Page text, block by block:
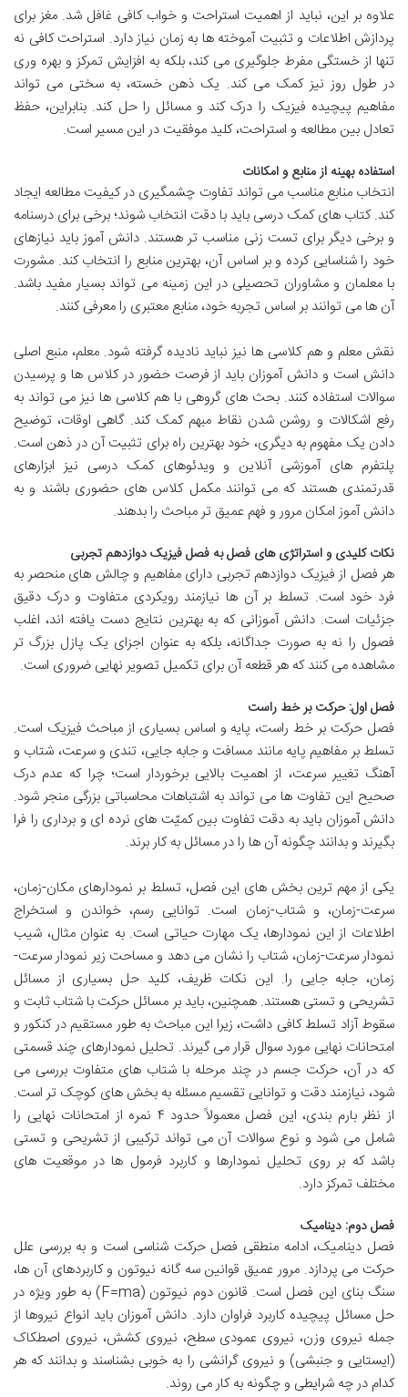
علاوه بر این، نباید از اهمیت استراحت و خواب کافی غافل شد. مغز برای
پردازش اطلاعات و تثبیت آموخته ها به زمان نیاز دارد. استراحت کافی نه
تنها از خستگی مفرط جلوگیری می کند، بلکه به افزایش تمرکز و بهره وری
در طول روز نیز کمک می کند. یک ذهن خسته، به سختی می تواند
مفاهیم پیچیده فیزیک را درک کند و مسائل را حل کند. بنابراین، حفظ
تعادل بین مطالعه و استراحت، کلید موفقیت در این مسیر است.
استفاده بهینه از منابع و امکانات
انتخاب منابع مناسب می تواند تفاوت چشمگیری در کیفیت مطالعه ایجاد
کند. کتاب های کمک درسی باید با دقت انتخاب شوند؛ برخی برای درسنامه
و برخی دیگر برای تست زنی مناسب تر هستند. دانش آموز باید نیازهای
خود را شناسایی کرده و بر اساس آن، بهترین منابع را انتخاب کند. مشورت
با معلمان و مشاوران تحصیلی در این زمینه می تواند بسیار مفید باشد.
آن ها می توانند بر اساس تجربه خود، منابع معتبری را معرفی کنند.
نقش معلم و هم کلاسی ها نیز نباید نادیده گرفته شود. معلم، منبع اصلی
دانش است و دانش آموزان باید از فرصت حضور در کلاس ها و پرسیدن
سوالات استفاده کنند. بحث های گروهی با هم کلاسی ها نیز می تواند به
رفع اشکالات و روشن شدن نقاط مبهم کمک کند. گاهی اوقات، توضیح
دادن یک مفهوم به دیگری، خود بهترین راه برای تثبیت آن در ذهن است.
پلتفرم های آموزشی آنلاین و ویدئوهای کمک درسی نیز ابزارهای
قدرتمندی هستند که می توانند مکمل کلاس های حضوری باشند و به
دانش آموز امکان مرور و فهم عمیق تر مباحث را بدهند.
نکات کلیدی و استراتژی های فصل به فصل فیزیک دوازدهم تجربی
هر فصل از فیزیک دوازدهم تجربی دارای مفاهیم و چالش های منحصر به
فرد خود است. تسلط بر آن ها نیازمند رویکردی متفاوت و درک دقیق
جزئیات است. دانش آموزانی که به بهترین نتایج دست یافته اند، اغلب
فصول را نه به صورت جداگانه، بلکه به عنوان اجزای یک پازل بزرگ تر
مشاهده می کنند که هر قطعه آن برای تکمیل تصویر نهایی ضروری است.
فصل اول: حرکت بر خط راست
فصل حرکت بر خط راست، پایه و اساس بسیاری از مباحث فیزیک است.
تسلط بر مفاهیم پایه مانند مسافت و جابه جایی، تندی و سرعت، شتاب و
آهنگ تغییر سرعت، از اهمیت بالایی برخوردار است؛ چرا که عدم درک
صحیح این تفاوت ها می تواند به اشتباهات محاسباتی بزرگی منجر شود.
دانش آموزان باید به دقت تفاوت بین کمیّت های نرده ای و برداری را فرا
بگیرند و بدانند چگونه آن ها را در مسائل به کار برند.
یکی از مهم ترین بخش های این فصل، تسلط بر نمودارهای مکان-زمان،
سرعت-زمان، و شتاب-زمان است. توانایی رسم، خواندن و استخراج
اطلاعات از این نمودارها، یک مهارت حیاتی است. به عنوان مثال، شیب
نمودار سرعت-زمان، شتاب را نشان می دهد و مساحت زیر نمودار سرعت-
زمان، جابه جایی را. این نکات ظریف، کلید حل بسیاری از مسائل
تشریحی و تستی هستند. همچنین، باید بر مسائل حرکت با شتاب ثابت و
سقوط آزاد تسلط کافی داشت، زیرا این مباحث به طور مستقیم در کنکور و
امتحانات نهایی مورد سوال قرار می گیرند. تحلیل نمودارهای چند قسمتی
که در آن، حرکت جسم در چند مرحله با شتاب های متفاوت بررسی می
شود، نیازمند دقت و توانایی تقسیم مسئله به بخش های کوچک تر است.
از نظر بارم بندی، این فصل معمولاً حدود ۴ نمره از امتحانات نهایی را
شامل می شود و نوع سوالات آن می تواند ترکیبی از تشریحی و تستی
باشد که بر روی تحلیل نمودارها و کاربرد فرمول ها در موقعیت های
مختلف تمرکز دارد.
فصل دوم: دینامیک
فصل دینامیک، ادامه منطقی فصل حرکت شناسی است و به بررسی علل
حرکت می پردازد. مرور عمیق قوانین سه گانه نیوتون و کاربردهای آن ها،
سنگ بنای این فصل است. قانون دوم نیوتون (F=ma) به طور ویژه در
حل مسائل پیچیده کاربرد فراوان دارد. دانش آموزان باید انواع نیروها از
جمله نیروی وزن، نیروی عمودی سطح، نیروی کشش، نیروی اصطکاک
(ایستایی و جنبشی) و نیروی گرانشی را به خوبی بشناسند و بدانند که هر
کدام در چه شرایطی و چگونه به کار می روند.